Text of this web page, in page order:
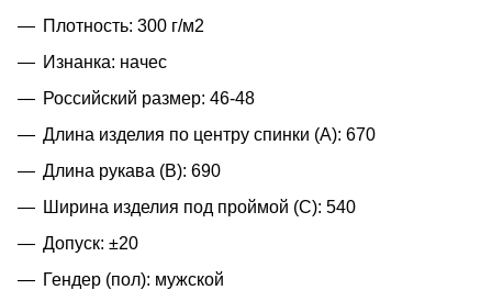
Плотность: 300 г/м2
Изнанка: начес
Российский размер: 46-48
Длина изделия по центру спинки (A): 670
Длина рукава (B): 690
Ширина изделия под проймой (С): 540
Допуск: ±20
Гендер (пол): мужской